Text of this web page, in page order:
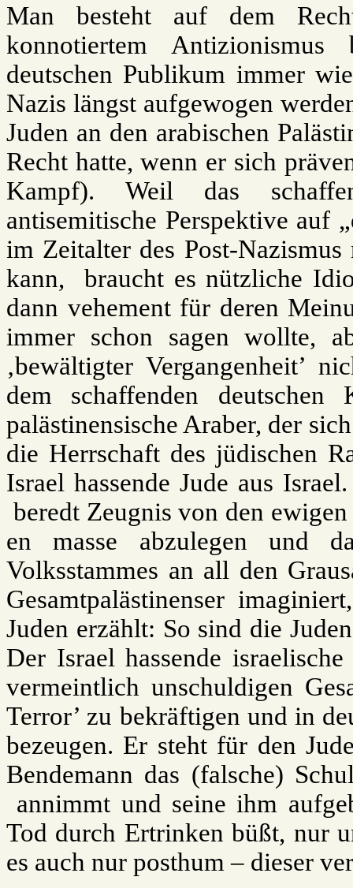
Man besteht auf dem
konnotiertem
deutschen Publikum immer
Nazis längst aufgewogen
Juden an den arabischen
Recht hatte, wenn er sich
Kampf). Weil das
antisemitische Perspektive auf
im Zeitalter des Post-
kann, braucht es nützliche
dann vehement für deren
immer schon sagen wollte,
‚bewältigter Vergangenheit’
dem schaffenden
palästinensische Araber, der
die Herrschaft des jüdischen
Israel hassende Jude aus
beredt Zeugnis von den
en masse abzulegen und
Volksstammes an all den
Gesamtpalästinenser
Juden erzählt: So sind die
Der Israel hassende
vermeintlich unschuldigen
Terror’ zu bekräftigen und in
bezeugen. Er steht für den
Bendemann das (falsche)
annimmt und seine ihm
Tod durch Ertrinken büßt, nur
es auch nur posthum – dieser